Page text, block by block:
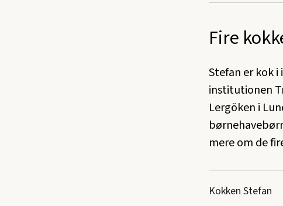
Fire
Stefan er kok
institutionen
Lergöken i
mere om de
Kokken Stefan